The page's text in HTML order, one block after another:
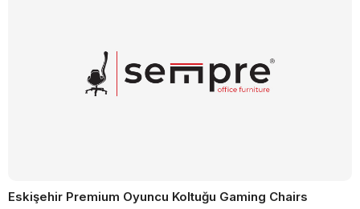
Eskişehir Premium Oyuncu Koltuğu Gaming Chairs